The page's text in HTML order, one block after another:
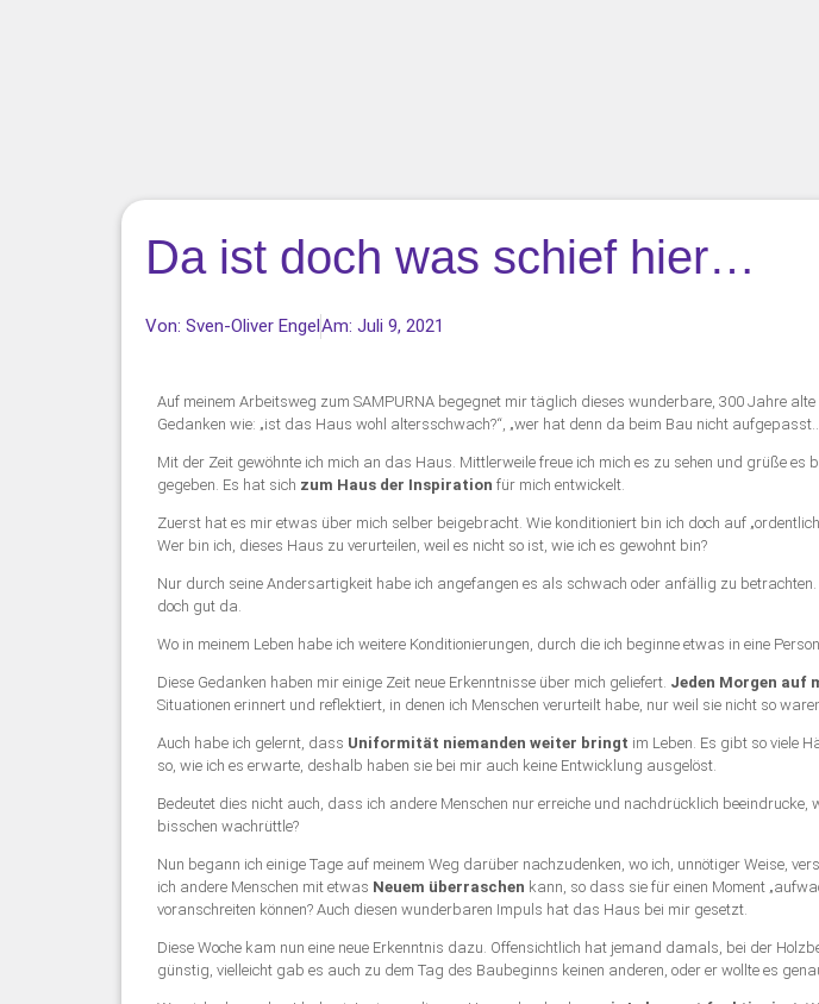
Da ist doch was schief hier…
Von: Sven-Oliver EngelAm: Juli 9, 2021
Auf meinem Arbeitsweg zum SAMPURNA begegnet mir täglich dieses wunderbare, 300 Jahre
Gedanken wie: „ist das Haus wohl altersschwach?“, „wer hat denn da beim Bau nicht
Mit der Zeit gewöhnte ich mich an das Haus. Mittlerweile freue ich mich es zu sehen und grüße
gegeben. Es hat sich zum Haus der Inspiration für mich entwickelt.
Zuerst hat es mir etwas über mich selber beigebracht. Wie konditioniert bin ich doch auf
Wer bin ich, dieses Haus zu verurteilen, weil es nicht so ist, wie ich es gewohnt bin?
Nur durch seine Andersartigkeit habe ich angefangen es als schwach oder anfällig zu
doch gut da.
Wo in meinem Leben habe ich weitere Konditionierungen, durch die ich beginne etwas in eine
Diese Gedanken haben mir einige Zeit neue Erkenntnisse über mich geliefert. Jeden Morgen auf
Situationen erinnert und reflektiert, in denen ich Menschen verurteilt habe, nur weil sie nicht so
Auch habe ich gelernt, dass Uniformität niemanden weiter bringt im Leben. Es gibt so viele
so, wie ich es erwarte, deshalb haben sie bei mir auch keine Entwicklung ausgelöst.
Bedeutet dies nicht auch, dass ich andere Menschen nur erreiche und nachdrücklich
bisschen wachrüttle?
Nun begann ich einige Tage auf meinem Weg darüber nachzudenken, wo ich, unnötiger Weise,
ich andere Menschen mit etwas Neuem überraschen kann, so dass sie für einen Moment
voranschreiten können? Auch diesen wunderbaren Impuls hat das Haus bei mir gesetzt.
Diese Woche kam nun eine neue Erkenntnis dazu. Offensichtlich hat jemand damals, bei der
günstig, vielleicht gab es auch zu dem Tag des Baubeginns keinen anderen, oder er wollte es